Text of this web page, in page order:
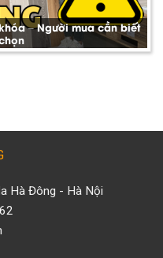
– Người mua cần biết
Hà Đông - Hà Nội